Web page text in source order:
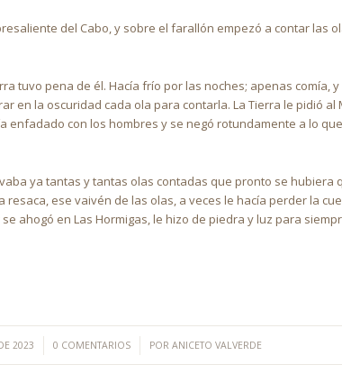
del Cabo, y sobre el farallón empezó a contar las
tuvo pena de él. Hacía frío por las noches; apenas comía,
en la oscuridad cada ola para contarla. La Tierra le pidió al
enfadado con los hombres y se negó rotundamente a lo
ya tantas y tantas olas contadas que pronto se hubiera
ese vaivén de las olas, a veces le hacía perder la
ahogó en Las Hormigas, le hizo de piedra y luz para
2023 0 COMENTARIOS
/ PORANICETO VALVERDE